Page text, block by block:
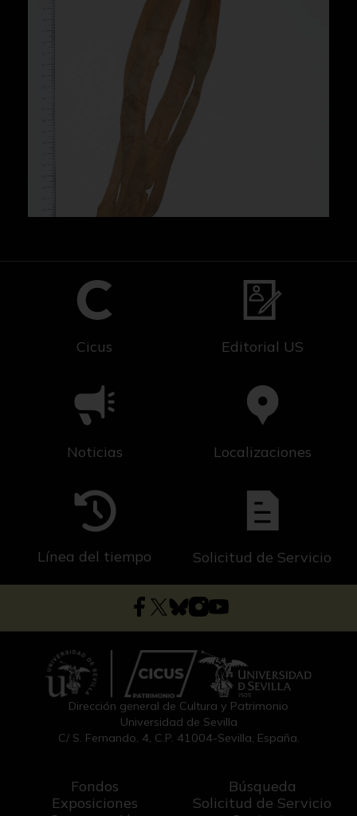
Cicus Editorial US
Noticias Localizaciones
Línea del tiempo Solicitud de Servicio
Dirección general de Cultura y Patrimonio
Universidad de Sevilla
C/ S. Fernando, 4, C.P. 41004-Sevilla, España.
Fondos
Exposiciones
Búsqueda
Solicitud de Servicio